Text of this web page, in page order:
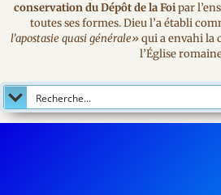
conservation du Dépôt de la Foipar
toutes ses formes. Dieu l’a établi
l’apostasie quasi générale» qui a envahi la
l’Église